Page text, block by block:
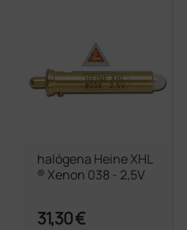
halógena Heine XHL
® Xenon 038 - 2,5V
31,30 €